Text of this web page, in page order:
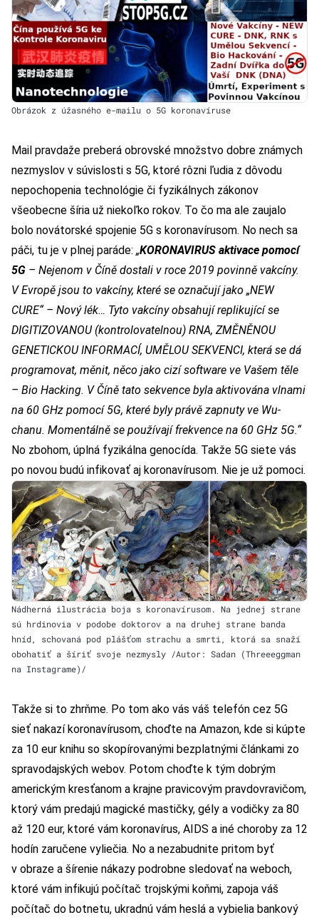
Obrázok z úžasného e-mailu o 5G koronavíruse
Mail pravdaže preberá obrovské množstvo dobre známych
nezmyslov v súvislosti s 5G, ktoré rôzni ľudia z dôvodu
nepochopenia technológie či fyzikálnych zákonov
všeobecne šíria už niekoľko rokov. To čo ma ale zaujalo
bolo novátorské spojenie 5G s koronavírusom. No nech sa
páči, tu je v plnej paráde: „KORONAVIRUS aktivace pomocí
5G – Nejenom v Číně dostali v roce 2019 povinně vakcíny.
V Evropě jsou to vakcíny, které se označují jako „NEW
CURE“ – Nový lék… Tyto vakcíny obsahují replikující se
DIGITIZOVANOU (kontrolovatelnou) RNA, ZMĚNĚNOU
GENETICKOU INFORMACÍ, UMĚLOU SEKVENCI, která se dá
programovat, měnit, něco jako cizí software ve Vašem těle
– Bio Hacking. V Číně tato sekvence byla aktivována vlnami
na 60 GHz pomocí 5G, které byly právě zapnuty ve Wu-
chanu. Momentálně se používají frekvence na 60 GHz 5G.“
No zbohom, úplná fyzikálna genocída. Takže 5G siete vás
po novou budú infikovať aj koronavírusom. Nie je už pomoci.
Nádherná ilustrácia boja s koronavírusom. Na jednej strane
sú hrdinovia v podobe doktorov a na druhej strane banda
hníd, schovaná pod plášťom strachu a smrti, ktorá sa snaží
obohatiť a šíriť svoje nezmysly /Autor: Sadan (Threeeggman
na Instagrame)/
Takže si to zhrňme. Po tom ako vás váš telefón cez 5G
sieť nakazí koronavírusom, choďte na Amazon, kde si kúpte
za 10 eur knihu so skopírovanými bezplatnými článkami zo
spravodajských webov. Potom choďte k tým dobrým
americkým kresťanom a krajne pravicovým pravdovravičom,
ktorý vám predajú magické mastičky, gély a vodičky za 80
až 120 eur, ktoré vám koronavírus, AIDS a iné choroby za 12
hodín zaručene vyliečia. No a nezabudnite pritom byť
v obraze a šírenie nákazy podrobne sledovať na weboch,
ktoré vám infikujú počítač trojskými koňmi, zapoja váš
počítač do botnetu, ukradnú vám heslá a vybielia bankový